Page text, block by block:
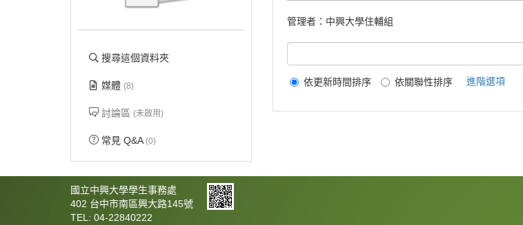
搜尋這個資料夾
媒體(8)
討論區(未啟用)
常見 Q&A(0)
管理者： 中興大學住輔組
依更新時間排序 依關聯性排序 進階選項
國立中興大學學生事務處
402 台中市南區興大路145號
TEL: 04-22840222